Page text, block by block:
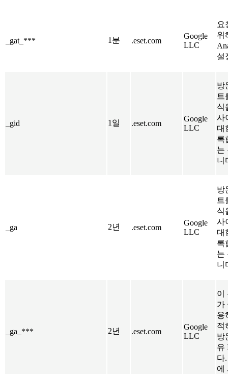
_gat_*** 1분 .eset.com
Google
LLC
요
위
설
_gid 1일 .eset.com
Google
LLC
방
트
식
사
대
록
는
니
_ga 2년 .eset.com
Google
LLC
방
트
식
사
대
록
는
니
_ga_*** 2년 .eset.com
Google
LLC
이
가
용
적
방
유
다
에